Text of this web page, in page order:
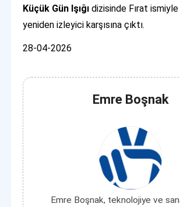
Küçük Gün Işığıdizisinde Fırat ismiyle
yeniden izleyici karşısına çıktı.
28-04-2026
Emre Boşnak
Emre Boşnak, teknolojiye ve